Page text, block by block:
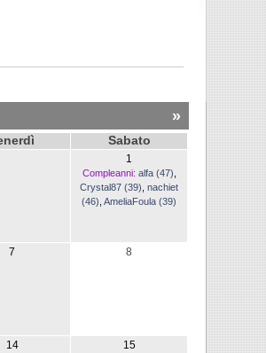
»
Sabato
1
Compleanni: alfa (47)
Crystal87 (39) ,nachiet
(46) ,AmeliaFoula (39)
7 8
14 15